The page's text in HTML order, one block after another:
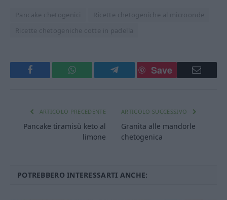
Pancake chetogenici
Ricette chetogeniche al microonde
Ricette chetogeniche cotte in padella
Facebook WhatsApp Telegram
Save
Email
ARTICOLO PRECEDENTE
Pancake tiramisù keto al
limone
ARTICOLO SUCCESSIVO
Granita alle mandorle
chetogenica
POTREBBERO INTERESSARTI ANCHE: